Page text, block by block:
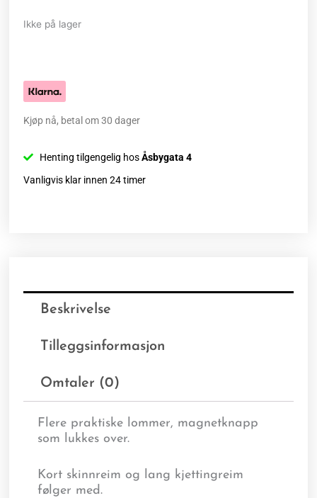
Ikke på lager
Kjøp nå, betal om 30 dager
Henting tilgengelig hosÅsbygata 4
Vanligvis klar innen 24 timer
Beskrivelse
Tilleggsinformasjon
Omtaler (0)
Flere praktiske lommer, magnetknapp
som lukkes over.
Kort skinnreim og lang kjettingreim
følger med.